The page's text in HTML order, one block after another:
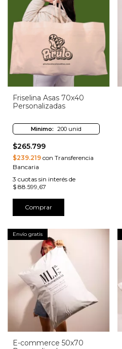
Friselina Asas 70x40
Personalizadas
Minimo: 200 unid
$265.799
$239.219 con Transferencia
Bancaria
3 cuotas sin interés de
$ 88.599,67
Comprar
Envío gratis
E-commerce 50x70